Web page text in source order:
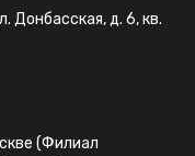
Донбасская, д. 6, кв.
(Филиал